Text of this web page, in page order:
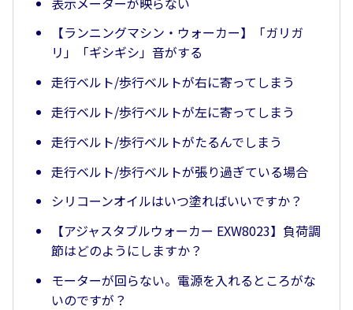
【ランニングマシン・ウォーカー】「ガリガ
リ」「ギシギシ」音がする
走行ベルト/歩行ベルトが右に寄ってしまう
走行ベルト/歩行ベルトが左に寄ってしまう
走行ベルト/歩行ベルトがたるんでしまう
走行ベルト/歩行ベルトが張り過ぎている場合
シリコーンオイルはいつ塗ればいいですか？
【アジャスタブルウォーカー EXW8023】負荷調
節はどのようにしますか？
モーターが回らない。電源を入れるところがな
いのですが？